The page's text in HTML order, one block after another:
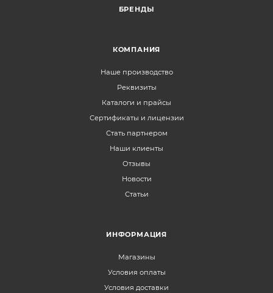
БРЕНДЫ
КОМПАНИЯ
Наше производство
Реквизиты
Каталоги и прайсы
Сертификаты и лицензии
Стать партнером
Наши клиенты
Отзывы
Новости
Статьи
ИНФОРМАЦИЯ
Магазины
Условия оплаты
Условия доставки